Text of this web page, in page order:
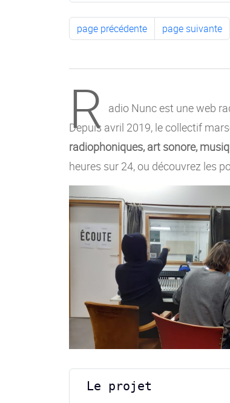
page précédente page suivante
R adio Nunc est une web
Depuis avril 2019, le collectif
radiophoniques, art sonore,
heures sur 24, ou découvrez les
Le projet